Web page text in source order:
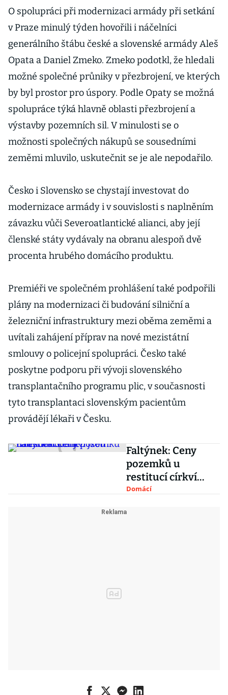
socialisté
Babišovi
O spolupráci při modernizaci armády při setkání
v Praze minulý týden hovořili i náčelníci
generálního štábu české a slovenské armády Aleš
Opata a Daniel Zmeko. Zmeko podotkl, že hledali
možné společné průniky v přezbrojení, ve kterých
by byl prostor pro úspory. Podle Opaty se možná
spolupráce týká hlavně oblasti přezbrojení a
výstavby pozemních sil. V minulosti se o
možnosti společných nákupů se sousedními
zeměmi mluvilo, uskutečnit se je ale nepodařilo.
Česko i Slovensko se chystají investovat do
modernizace armády i v souvislosti s naplněním
závazku vůči Severoatlantické alianci, aby její
členské státy vydávaly na obranu alespoň dvě
procenta hrubého domácího produktu.
Premiéři ve společném prohlášení také podpořili
plány na modernizaci či budování silniční a
železniční infrastruktury mezi oběma zeměmi a
uvítali zahájení příprav na nové mezistátní
smlouvy o policejní spolupráci. Česko také
poskytne podporu při vývoji slovenského
transplantačního programu plic, v současnosti
tyto transplantaci slovenským pacientům
provádějí lékaři v Česku.
Faltýnek: Ceny
pozemků u
restitucí církví
jsou
Domácí